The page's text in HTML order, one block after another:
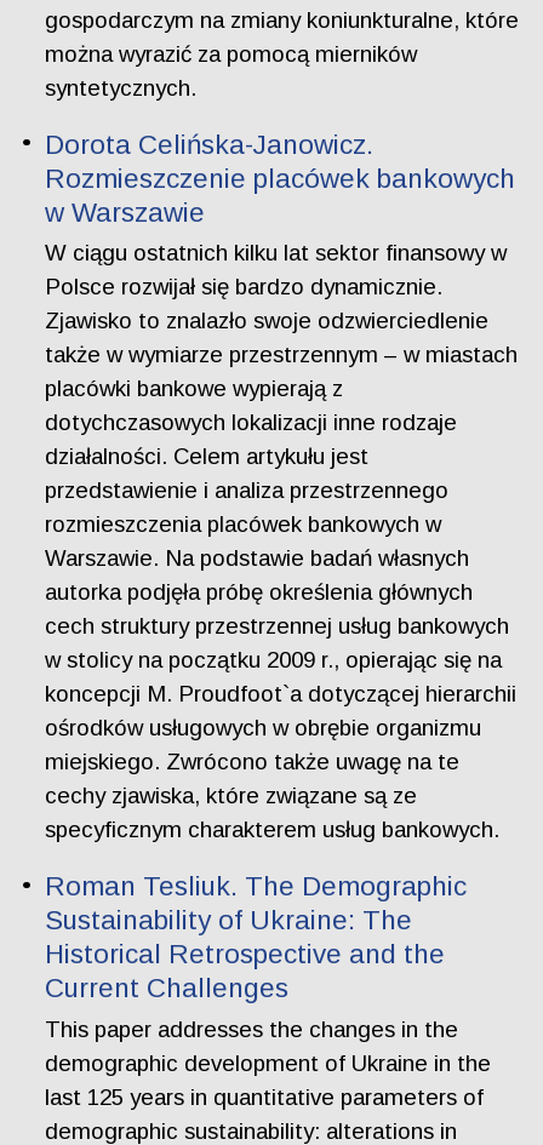
gospodarczym na zmiany koniunkturalne, które
można wyrazić za pomocą mierników
syntetycznych.
Dorota Celińska-Janowicz.
Rozmieszczenie placówek bankowych
w Warszawie
W ciągu ostatnich kilku lat sektor finansowy w
Polsce rozwijał się bardzo dynamicznie.
Zjawisko to znalazło swoje odzwierciedlenie
także w wymiarze przestrzennym – w miastach
placówki bankowe wypierają z
dotychczasowych lokalizacji inne rodzaje
działalności. Celem artykułu jest
przedstawienie i analiza przestrzennego
rozmieszczenia placówek bankowych w
Warszawie. Na podstawie badań własnych
autorka podjęła próbę określenia głównych
cech struktury przestrzennej usług bankowych
w stolicy na początku 2009 r., opierając się na
koncepcji M. Proudfoot`a dotyczącej hierarchii
ośrodków usługowych w obrębie organizmu
miejskiego. Zwrócono także uwagę na te
cechy zjawiska, które związane są ze
specyficznym charakterem usług bankowych.
Roman Tesliuk. The Demographic
Sustainability of Ukraine: The
Historical Retrospective and the
Current Challenges
This paper addresses the changes in the
demographic development of Ukraine in the
last 125 years in quantitative parameters of
demographic sustainability: alterations in